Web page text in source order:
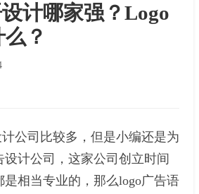
计哪家强？Logo
？
公司比较多，但是小编还是为
设计公司，这家公司创立时间
是相当专业的，那么logo广告语